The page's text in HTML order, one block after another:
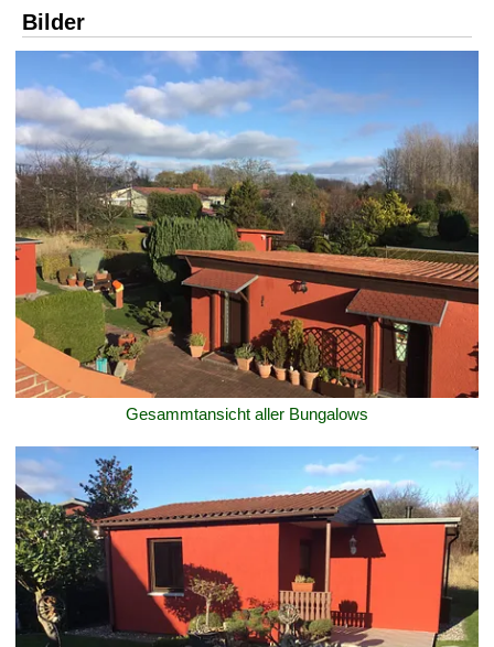
Bilder
Gesammtansicht aller Bungalows